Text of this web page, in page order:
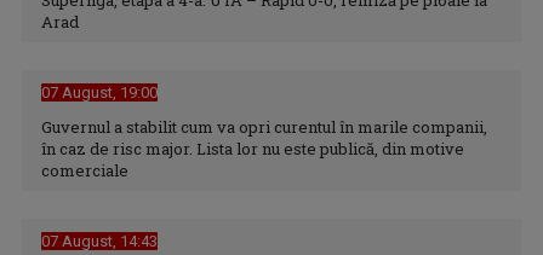
Arad
07 August, 19:00
Guvernul a stabilit cum va opri curentul în marile companii,
în caz de risc major. Lista lor nu este publică, din motive
comerciale
07 August, 14:43